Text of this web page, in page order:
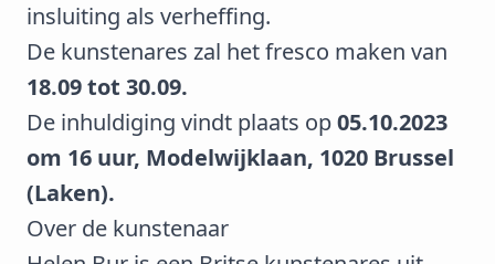
insluiting als verheffing.
De kunstenares zal het fresco maken van
18.09 tot 30.09.
De inhuldiging vindt plaats op05.10.2023
om 16 uur, Modelwijklaan, 1020 Brussel
(Laken).
Over de kunstenaar